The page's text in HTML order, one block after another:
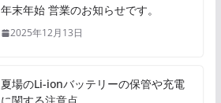
年末年始 営業のお知らせです。
2025年12月13日
夏場のLi-ionバッテリーの保管や充電